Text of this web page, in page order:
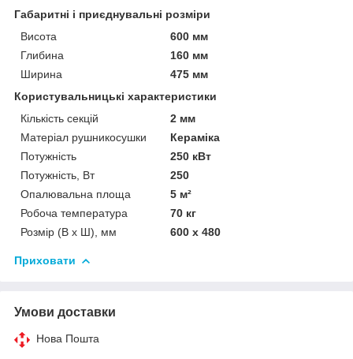
Габаритні і приєднувальні розміри
Висота
600 мм
Глибина
160 мм
Ширина
475 мм
Користувальницькі характеристики
Кількість секцій
2 мм
Матеріал рушникосушки
Кераміка
Потужність
250 кВт
Потужність, Вт
250
Опалювальна площа
5 м²
Робоча температура
70 кг
Розмір (В х Ш), мм
600 х 480
Приховати
Умови доставки
Нова Пошта